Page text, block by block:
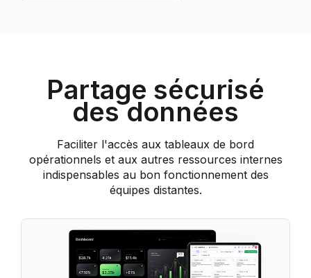
Partage sécurisé
des données
Faciliter l'accès aux tableaux de bord
opérationnels et aux autres ressources internes
indispensables au bon fonctionnement des
équipes distantes.